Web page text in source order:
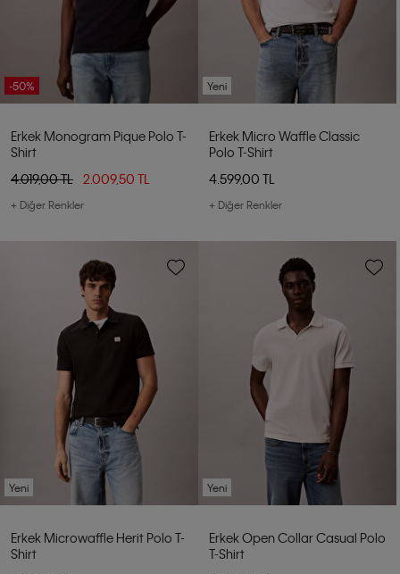
-50%
Erkek Monogram Pique Polo T-
Shirt
4.019,00 TL
2.009,50 TL
+ Diğer Renkler
Yeni
Erkek Micro Waffle Classic
Polo T-Shirt
4.599,00 TL
+ Diğer Renkler
Yeni
Erkek Microwaffle Herit Polo T-
Shirt
Yeni
Erkek Open Collar Casual Polo
T-Shirt